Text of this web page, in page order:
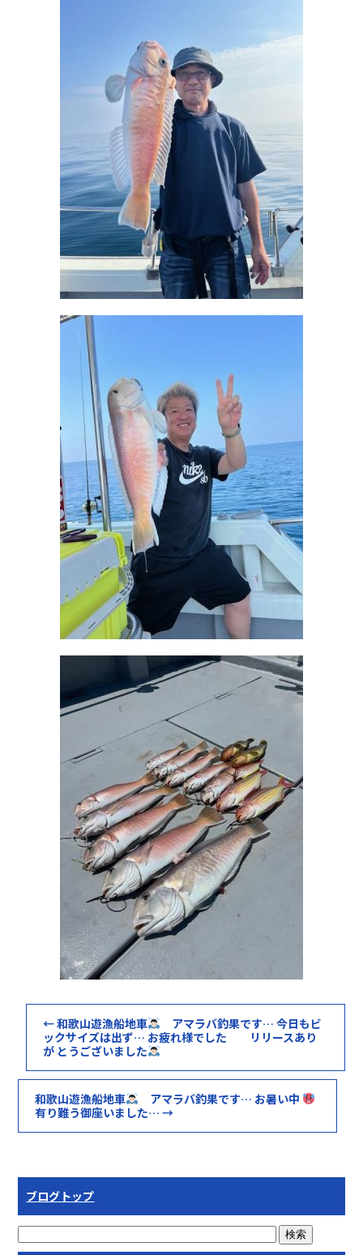
←和歌山遊漁船地車
アマラバ釣果です… 今日もビ
ックサイズは出ず… お疲れ様でした リリースあり
が とうございました
和歌山遊漁船地車
アマラバ釣果です… お暑い中
有り難う御座いました…→
ブログトップ